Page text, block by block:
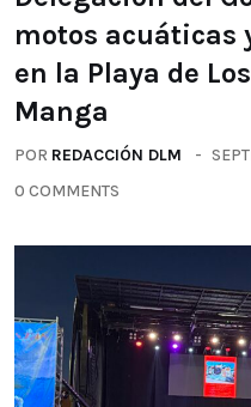
motos acuáticas
en la Playa de
Manga
POR REDACCIÓN DLM
0 COMMENTS